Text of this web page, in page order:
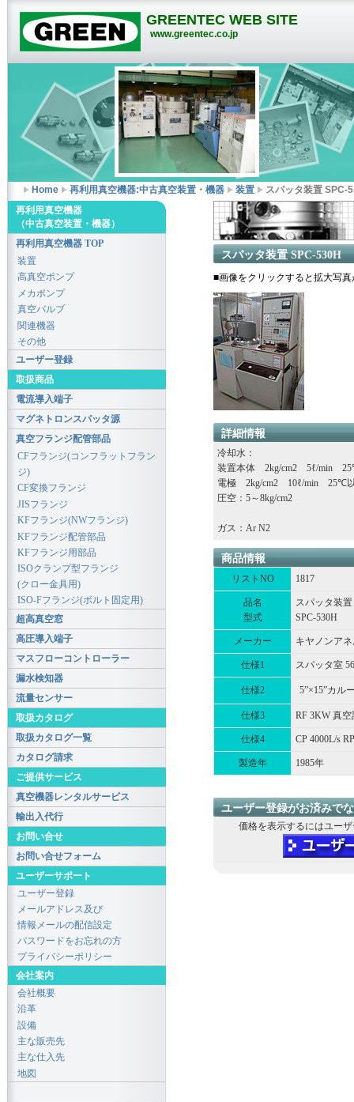
GREENTEC WEB SITE
www.greentec.co.jp
Home 再利用真空機器:中古真空装置・機器 装置 スパッタ装置 SPC-
スパッタ装置 SPC-530H
■画像をクリックすると拡大写
詳細情報
冷却水：
装置本体 2kg/cm2 5ℓ/min
電極 2kg/cm2 10ℓ/min 25℃
圧空：5～8kg/cm2
ガス：Ar N2
商品情報
リストNO 1817
品名
型式
スパッタ装置
SPC-530H
メーカー キヤノンア
仕様1 スパッタ室
仕様2 5”×15”カル
仕様3 RF 3KW 真空
仕様4 CP 4000L/s
製造年 1985年
ユーザー登録がお済みで
価格を表示するにはユー
再利用真空機器
（中古真空装置・機器）
再利用真空機器 TOP
装置
高真空ポンプ
メカポンプ
真空バルブ
関連機器
その他
ユーザー登録
取扱商品
電流導入端子
マグネトロンスパッタ源
真空フランジ配管部品
CFフランジ(コンフラットフラン
ジ)
CF変換フランジ
JISフランジ
KFフランジ(NWフランジ)
KFフランジ配管部品
KFフランジ用部品
ISOクランプ型フランジ
(クロー金具用)
ISO-Fフランジ(ボルト固定用)
超高真空窓
高圧導入端子
マスフローコントローラー
漏水検知器
流量センサー
取扱カタログ
取扱カタログ一覧
カタログ請求
ご提供サービス
真空機器レンタルサービス
輸出入代行
お問い合せ
お問い合せフォーム
ユーザーサポート
ユーザー登録
メールアドレス及び
情報メールの配信設定
パスワードをお忘れの方
プライバシーポリシー
会社案内
会社概要
沿革
設備
主な販売先
主な仕入先
地図